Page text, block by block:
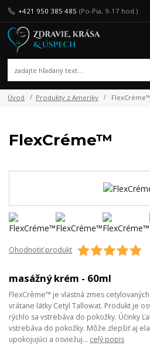
+421 950 385 485 (Po-Pia, 9-17 hod.)
Úvod Produkty z Ameriky FlexCréme™
FlexCréme™
Ohodnotiť produkt
masážný krém - 60ml
FlexCrème™ je vlastná zmes
vrátane látky Cetyl Tallowat. Produkt je
rýchlo sa vstrebáva do pokožky. Účinky
vstrebáva do pokožky. Môže zlepšiť aj
upokojujúci a osviežuj... celý popis